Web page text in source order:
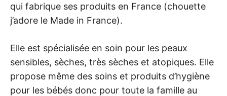
qui fabrique ses produits en France (chouette
j’adore le Made in France).
Elle est spécialisée en soin pour les peaux
sensibles, sèches, très sèches et atopiques. Elle
propose même des soins et produits d’hygiène
pour les bébés donc pour toute la famille au